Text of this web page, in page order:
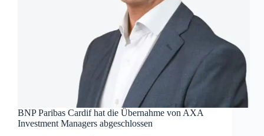
BNP Paribas Cardif hat die Übernahme von AXA
Investment Managers abgeschlossen